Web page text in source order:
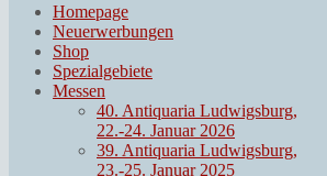
Homepage
Neuerwerbungen
Shop
Spezialgebiete
Messen
40. Antiquaria Ludwigsburg,
22.-24. Januar 2026
39. Antiquaria Ludwigsburg,
23.-25. Januar 2025